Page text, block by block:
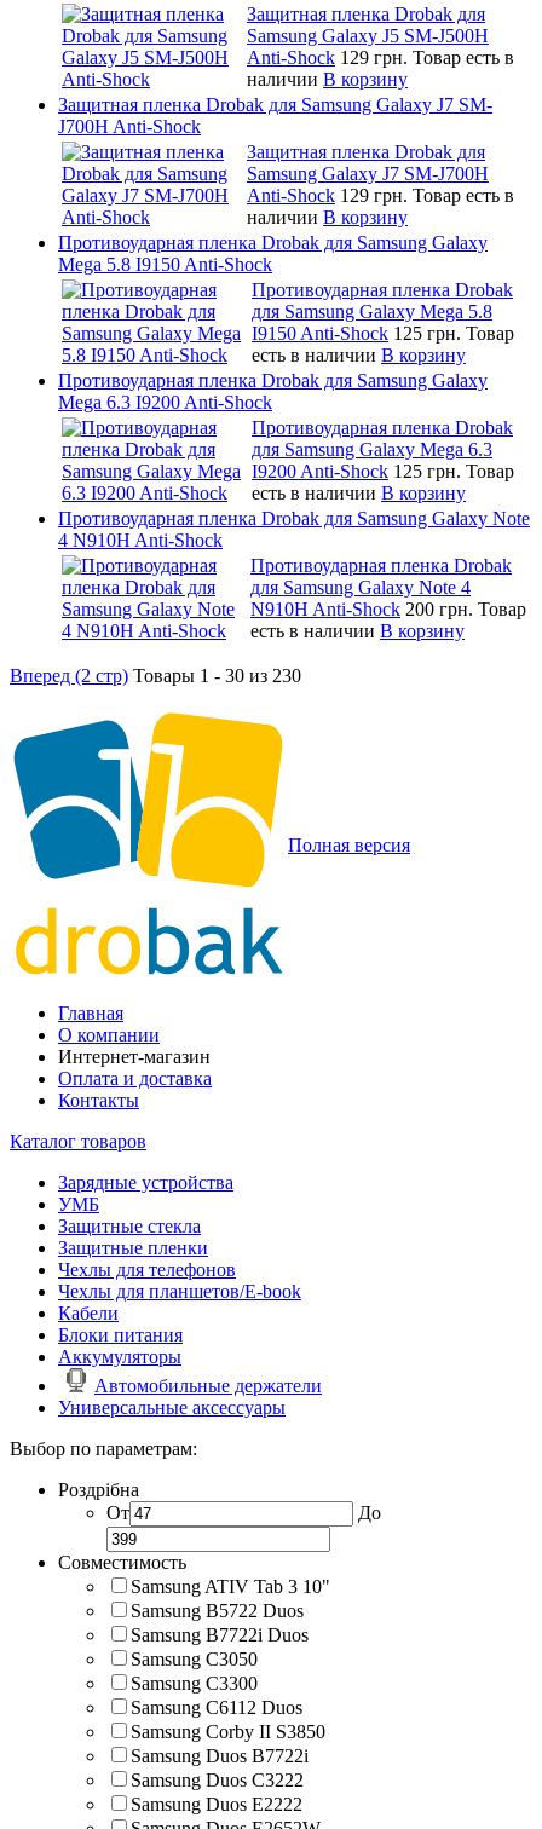
Защитная пленка Drobak для
Samsung Galaxy J5 SM-J500H
Anti-Shock 129 грн. Товар есть в
наличии В корзину
Защитная пленка Drobak для Samsung Galaxy J7 SM-
J700H Anti-Shock
Защитная пленка Drobak для
Samsung Galaxy J7 SM-J700H
Anti-Shock 129 грн. Товар есть в
наличии В корзину
Противоударная пленка Drobak для Samsung Galaxy
Mega 5.8 I9150 Anti-Shock
Противоударная пленка Drobak
для Samsung Galaxy Mega 5.8
I9150 Anti-Shock 125 грн. Товар
есть в наличии В корзину
Противоударная пленка Drobak для Samsung Galaxy
Mega 6.3 I9200 Anti-Shock
Противоударная пленка Drobak
для Samsung Galaxy Mega 6.3
I9200 Anti-Shock 125 грн. Товар
есть в наличии В корзину
Противоударная пленка Drobak для Samsung Galaxy Note
4 N910H Anti-Shock
Противоударная пленка Drobak
для Samsung Galaxy Note 4
N910H Anti-Shock 200 грн. Товар
есть в наличии В корзину
Вперед (2 стр) Товары 1 - 30 из 230
Полная версия
Главная
О компании
Интернет-магазин
Оплата и доставка
Контакты
Каталог товаров
Зарядные устройства
УМБ
Защитные стекла
Защитные пленки
Чехлы для телефонов
Чехлы для планшетов/E-book
Кабели
Блоки питания
Аккумуляторы
Автомобильные держатели
Универсальные аксессуары
Выбор по параметрам:
Роздрібна
От
До
Совместимость
Samsung ATIV Tab 3 10"
Samsung B5722 Duos
Samsung B7722i Duos
Samsung C3050
Samsung C3300
Samsung C6112 Duos
Samsung Corby II S3850
Samsung Duos B7722i
Samsung Duos C3222
Samsung Duos E2222